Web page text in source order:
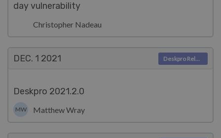
day vulnerability
Christopher Nadeau
DEC. 1 2021
Deskpro 2021.2.0
MW Matthew Wray
Deskpro Releases